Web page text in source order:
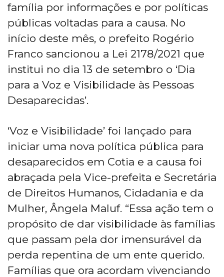
família por informações e por políticas
públicas voltadas para a causa. No
início deste mês, o prefeito Rogério
Franco sancionou a Lei 2178/2021 que
institui no dia 13 de setembro o ‘Dia
para a Voz e Visibilidade às Pessoas
Desaparecidas’.
‘Voz e Visibilidade’ foi lançado para
iniciar uma nova política pública para
desaparecidos em Cotia e a causa foi
abraçada pela Vice-prefeita e Secretária
de Direitos Humanos, Cidadania e da
Mulher, Ângela Maluf. “Essa ação tem o
propósito de dar visibilidade às famílias
que passam pela dor imensurável da
perda repentina de um ente querido.
Famílias que ora acordam vivenciando